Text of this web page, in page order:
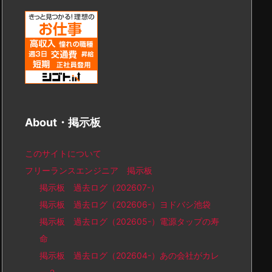
About・掲示板
このサイトについて
フリーランスエンジニア 掲示板
掲示板 過去ログ（202607-）
掲示板 過去ログ（202606-）ヨドバシ池袋
掲示板 過去ログ（202605-）電源タップの寿
命
掲示板 過去ログ（202604-）あの会社がカレ